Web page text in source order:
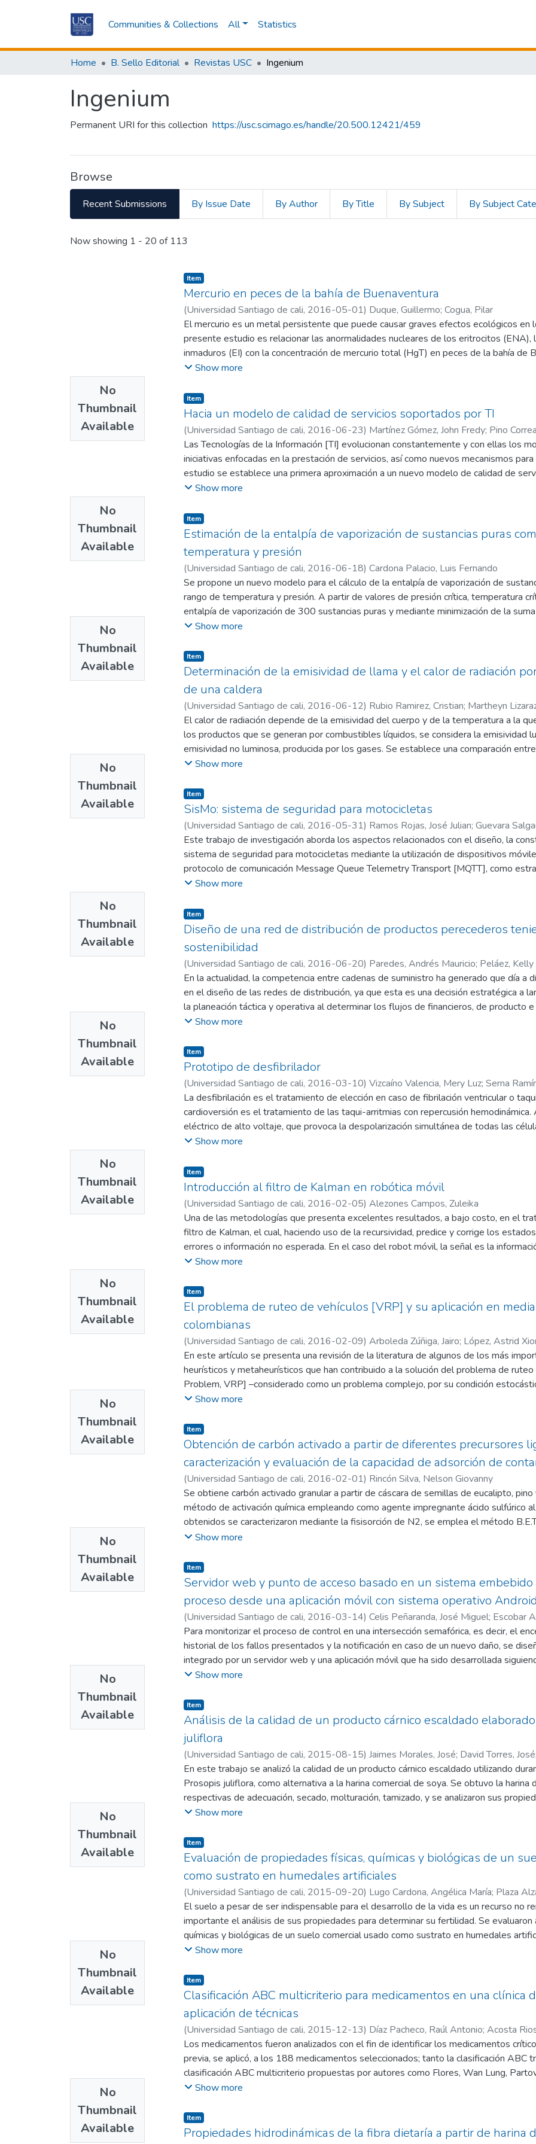
Communities & Collections All Statistics
Home B. Sello Editorial Revistas USC Ingenium
Ingenium
Permanent URI for this collection https://usc.scimago.es/handle/20.500.12421/459
Browse
Recent Submissions By Issue Date By Author By Title By Subject By Subject
Recent Submissions
Now showing 1 - 20 of 113
No
Thumbnail
Available
Item
Mercurio en peces de la bahía de Buenaventura
(Universidad Santiago de cali, 2016-05-01) Duque, Guillermo; Cogua, Pilar
El mercurio es un metal persistente que puede causar graves efectos ecológicos
presente estudio es relacionar las anormalidades nucleares de los eritrocitos (ENA),
inmaduros (EI) con la concentración de mercurio total (HgT) en peces de la bahía de
colectadas son Lisa (Mugil cephalus), Loca (Stellifer fuerthii) y Canchimalo
Las especies M. cephalus y C. multiradiatus muestran altas correlaciones negativas
de HgT en sangre (0.76, 0.91). Para S. fuerthii y C. multiradiatus se presentan altas
0.67) entre ‰ EI con los niveles de HgT en sangre. Las variables biológicas fueron
en músculo, donde C. multiradiatus obtuvo correlaciones fuertes (0.67, 0.69) para
Todas las especies bioacumulan activamente el HgT, confirmando la presencia de
Show more
No
Thumbnail
Available
Item
Hacia un modelo de calidad de servicios soportados por TI
(Universidad Santiago de cali, 2016-06-23) Martínez Gómez, John Fredy; Pino
Las Tecnologías de la Información [TI] evolucionan constantemente y con ellas los
iniciativas enfocadas en la prestación de servicios, así como nuevos mecanismos
estudio se establece una primera aproximación a un nuevo modelo de calidad de
cualquier área de negocio. Para determinar este modelo, se ha propuesto el método
características, sub-características y atributos, y se establece la relación entre cada
esta primera aproximación, se ha logrado clasificar un total de 43 elementos de
dimensiones encaminadas a determinar cuáles de los elementos encontrados tienen
perspectiva, tanto del usuario, como del proveedor del servicio. Al final de este
general del modelo y se establece, a manera de ejemplo, una jerarquía de elementos
“mantenibilidad del servicio”.
Show more
No
Thumbnail
Available
Item
Estimación de la entalpía de vaporización de sustancias puras
temperatura y presión
(Universidad Santiago de cali, 2016-06-18) Cardona Palacio, Luis Fernando
Se propone un nuevo modelo para el cálculo de la entalpía de vaporización de
rango de temperatura y presión. A partir de valores de presión crítica, temperatura
entalpía de vaporización de 300 sustancias puras y mediante minimización de la
desviaciones relativas de la entalpía de vaporización, se determinaron parámetros y
propuesto obtenido, se evaluó en 227 sustancias puras que no participaron en el
porcentajes de desviación relativa promedio de 1.7038%. Los resultados se
el cálculo de la entalpía de vaporización donde se indica que la nueva ecuación
Show more
No
Thumbnail
Available
Item
Determinación de la emisividad de llama y el calor de radiación
de una caldera
(Universidad Santiago de cali, 2016-06-12) Rubio Ramirez, Cristian; Martheyn
José;Vera Duarte, Emilio
El calor de radiación depende de la emisividad del cuerpo y de la temperatura a la
los productos que se generan por combustibles líquidos, se considera la emisividad
emisividad no luminosa, producida por los gases. Se establece una comparación
luminosa descrita por Michael Modest en su libro Radiative heat transfer y los
radiación calculada por ambos métodos.
Show more
No
Thumbnail
Available
Item
SisMo: sistema de seguridad para motocicletas
(Universidad Santiago de cali, 2016-05-31) Ramos Rojas, José Julian; Guevara
Pedro José; Castaño Rivera, Samir Oswaldo
Este trabajo de investigación aborda los aspectos relacionados con el diseño, la
sistema de seguridad para motocicletas mediante la utilización de dispositivos
protocolo de comunicación Message Queue Telemetry Transport [MQTT], como
recuperación de este tipo de vehículos, en caso de ser hurtados. El sistema
motocicleta. Es importante resaltar cómo la integración de tecnologías GPRS, GPS,
el concepto de Internet de las cosas [IoT] facilita la comunicación entre dispositivos
particular, tales como motocicletas, carros y bicicletas. Para su desarrollo, el equipo
reconocimiento de las funcionalidades y las limitaciones de dispositivos de similar
Show more
No
Thumbnail
Available
Item
Diseño de una red de distribución de productos perecederos
sostenibilidad
(Universidad Santiago de cali, 2016-06-20) Paredes, Andrés Mauricio; Peláez,
En la actualidad, la competencia entre cadenas de suministro ha generado que día a
en el diseño de las redes de distribución, ya que esta es una decisión estratégica a
la planeación táctica y operativa al determinar los flujos de financieros, de producto e
agentes de la cadena. El presente artículo busca diseñar una red de distribución de
desarrolla un modelo de programación lineal entera mixta, el cual se simula para un
identificar que el bosquejo final de la cadena depende de los criterios que se elijan y
miembros del sistema le otorguen a cada uno de ellos.
Show more
No
Thumbnail
Available
Item
Prototipo de desfibrilador
(Universidad Santiago de cali, 2016-03-10) Vizcaíno Valencia, Mery Luz; Serna
Carlos Andrés;Góngora Valencia, Hernando José;Millán Estupiñán, Juan Carlos;Luna,
La desfibrilación es el tratamiento de elección en caso de fibrilación ventricular o
cardioversión es el tratamiento de las taqui-arritmias con repercusión hemodinámica.
eléctrico de alto voltaje, que provoca la despolarización simultánea de todas las
desfibrilación o sincronizada en la cardioversión y permite, a partir de aquí, recuperar
y descarga de un desfibrilador. El tipo de investigación es exploratorio, se realiza un
con base en la literatura; se construye y se desarrolla un prototipo que se presenta
Este estudio produjo los resultados esperados del manejo del desfibrilador. El
funcionamiento de un desfibrilador útil en los procesos de enseñanza en el cual se
como el funcionamiento del equipo para uso institucional. El aparato eléctrico está
corriente directamente a una parte del cuerpo (tórax). En este trabajo se simula el
genera con ello una señal de salida. La energía eléctrica descargada es provista por
Show more
No
Thumbnail
Available
Item
Introducción al filtro de Kalman en robótica móvil
(Universidad Santiago de cali, 2016-02-05) Alezones Campos, Zuleika
Una de las metodologías que presenta excelentes resultados, a bajo costo, en el
filtro de Kalman, el cual, haciendo uso de la recursividad, predice y corrige los
errores o información no esperada. En el caso del robot móvil, la señal es la
la predicción que se requiere hace referencia a la trayectoria correcta que se le
proyecto de investigación en el que se origina este artículo busca analizar el filtro de
navegación de un robot móvil prototipo, desde tres fases principales: la identificación
construcción del producto centrada en la optimización y creación del ejecutable y, por
Show more
No
Thumbnail
Available
Item
El problema de ruteo de vehículos [VRP] y su aplicación en
colombianas
(Universidad Santiago de cali, 2016-02-09) Arboleda Zúñiga, Jairo; López, Astrid
En este artículo se presenta una revisión de la literatura de algunos de los más
heurísticos y metaheurísticos que han contribuido a la solución del problema de
Problem, VRP] –considerado como un problema complejo, por su condición
determinado por un conjunto de rutas que comienzan y terminan en una misma
satisface, tanto la demanda, como las demás restricciones operativas. En el
aplicación en dos casos de empresas medianas colombianas en las cuales se ha
soportados en VPR, que están permitiendo alcanzar buenos resultados en los
distribución de productos y servicios.
Show more
No
Thumbnail
Available
Item
Obtención de carbón activado a partir de diferentes precursores
caracterización y evaluación de la capacidad de adsorción de
(Universidad Santiago de cali, 2016-02-01) Rincón Silva, Nelson Giovanny
Se obtiene carbón activado granular a partir de cáscara de semillas de eucalipto,
método de activación química empleando como agente impregnante ácido sulfúrico
obtenidos se caracterizaron mediante la fisisorción de N2, se emplea el método
superficial de las muestras, donde se obtienen valores entre 358 y 418 m2/g;
se observó que las muestras obtenidas presentan carácter ácido ya que el contenido
contenido de sitios básicos, lo que se confirmó con los valores de pH en el punto de
con la naturaleza del agente activante. Finalmente, se evaluó la capacidad de
evidenciaron capacidades de adsorción de hasta 32,258 y 58,824 mg/g en el mismo
activados.
Show more
No
Thumbnail
Available
Item
Servidor web y punto de acceso basado en un sistema
proceso desde una aplicación móvil con sistema operativo Android
(Universidad Santiago de cali, 2016-03-14) Celis Peñaranda, José Miguel; Escobar
Mora, Sergio B.;Castro Casadiego, Sergio A.
Para monitorizar el proceso de control en una intersección semafórica, es decir, el
historial de los fallos presentados y la notificación en caso de un nuevo daño, se
integrado por un servidor web y una aplicación móvil que ha sido desarrollada
la comunidad de desarrolladores Android. Se utilizó el sistema embebido Raspberry
resultados obtenidos evidencian la capacidad del sistema embebido usado para
las telecomunicaciones; la importancia y las ventajas que brinda utilizar tareas
aplicación móvil que ejecute varios procesos; y la escalabilidad que ofrece para un
servidor de base de datos, acondicionador de señales y punto de acceso en un mismo
Show more
No
Thumbnail
Available
Item
Análisis de la calidad de un producto cárnico escaldado
juliflora
(Universidad Santiago de cali, 2015-08-15) Jaimes Morales, José; David Torres, José
En este trabajo se analizó la calidad de un producto cárnico escaldado utilizando
Prosopis juliflora, como alternativa a la harina comercial de soya. Se obtuvo la
respectivas de adecuación, secado, molturación, tamizado, y se analizaron sus
evaluaron los parámetros fisicoquímicos, microbiológicos y sensoriales del producto
retención de agua y el índice de absorción de lípidos para la harina fueron de 3.87 mL
gramo de harina, respectivamente, valores similares a lo reportado por otros autores
comercial. El producto final fue sensorialmente aceptado y los recuentos
establecido por las normas técnicas colombianas. Se concluye que la harina de
materia prima no cárnica, que puede ayudar a reducir esfuerzos a la industria cárnica
interesantes valores proteicos, ya que no afectó las características de calidad del
Show more
No
Thumbnail
Available
Item
Evaluación de propiedades físicas, químicas y biológicas de un
como sustrato en humedales artificiales
(Universidad Santiago de cali, 2015-09-20) Lugo Cardona, Angélica María; Plaza
Rojas, Carlos A.;Caicedo Bejarano, Luz Dary
El suelo a pesar de ser indispensable para el desarrollo de la vida es un recurso no
importante el análisis de sus propiedades para determinar su fertilidad. Se evaluaron
químicas y biológicas de un suelo comercial usado como sustrato en humedales
la biorremediación de aguas residuales domésticas, estimando la intervención del
encontró que el tratamiento con Stipa ichu presentó mayor remoción de N y
fosfato (HSF). Por otra parte, la Stipa ichu y el Penicillium sp favorecieron la
la concentración de Fe, además beneficiaron las propiedades físicas (densidades y
óptimo para la disponibilidad de P y Mg. En cuanto a los metales, presentaron en
lixiviación de Ca, K y Mg y un aumento en la concentración de Fe.
Show more
No
Thumbnail
Available
Item
Clasificación ABC multicriterio para medicamentos en una clínica
aplicación de técnicas
(Universidad Santiago de cali, 2015-12-13) Díaz Pacheco, Raúl Antonio; Acosta
Juan José
Los medicamentos fueron analizados con el fin de identificar los medicamentos
previa, se aplicó, a los 188 medicamentos seleccionados; tanto la clasificación ABC
clasificación ABC multicriterio propuestas por autores como Flores, Wan Lung,
como: costo unitario, consumo, precio de compra, precio de venta, rentabilidad y
entre el 26 y el 37%, en términos monetarios, de la totalidad de los medicamentos
Show more
Item
Propiedades hidrodinámicas de la fibra dietaría a partir de harina